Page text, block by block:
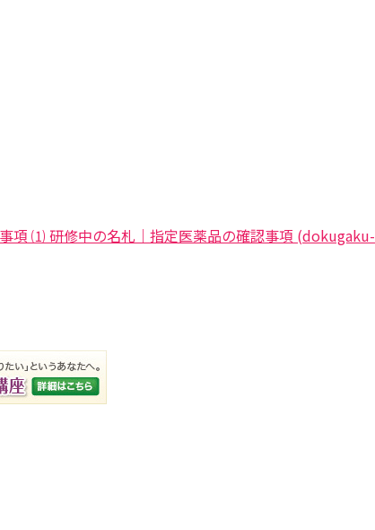
項 ⑴ 研修中の名札｜指定医薬品の確認事項 (dokugaku-